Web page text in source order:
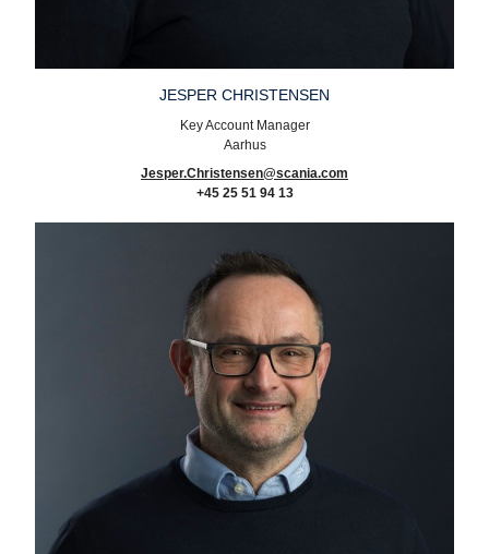
JESPER CHRISTENSEN
Key Account Manager
Aarhus
Jesper.Christensen@scania.com
+45 25 51 94 13